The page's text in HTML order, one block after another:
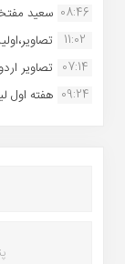
08:46 سعید
11:02
07:14 تصاویر
09:24 هفته اول